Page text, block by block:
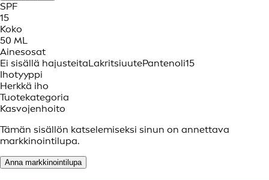
SPF
15
Koko
50 ML
Ainesosat
Ei sisällä hajusteitaLakritsiuutePantenoli15
Ihotyyppi
Herkkä iho
Tuotekategoria
Kasvojenhoito
Tämän sisällön katselemiseksi sinun on annettava
markkinointilupa.
Anna markkinointilupa